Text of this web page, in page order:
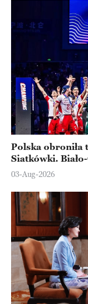
Polska obroniła
Siatkówki.
Ningbo
03-Aug-2026